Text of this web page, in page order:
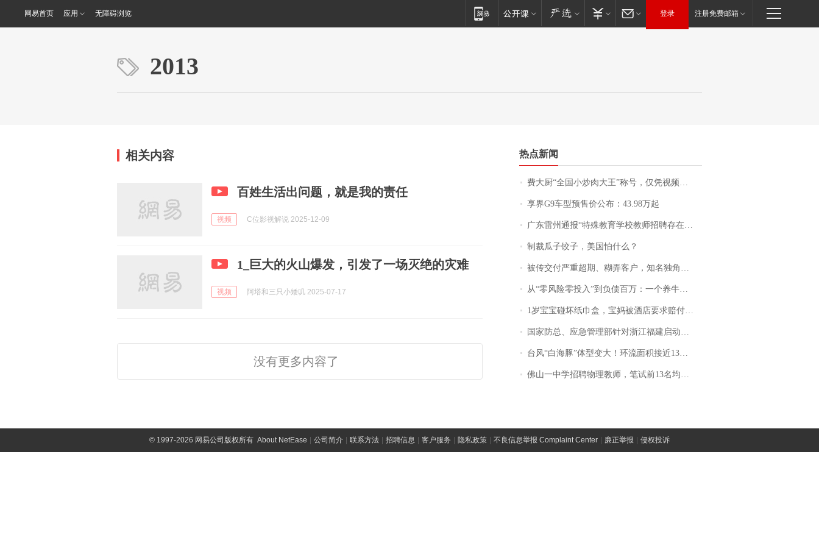
网易首页 应用 无障碍浏览 登录 注册免费邮箱
2013
相关内容
百姓生活出问题，就是我的责任
视频 C位影视解说 2025-12-09
1_巨大的火山爆发，引发了一场灭绝的灾难
视频 阿塔和三只小矮叽 2025-07-17
没有更多内容了
热点新闻
费大厨“全国小炒肉大王”称号，仅凭视频评出？中国烹饪协会回应
享界G9车型预售价公布：43.98万起
广东雷州通报“特殊教育学校教师招聘存在违规行为”：已启动问责程序 副校长被停职
制裁瓜子饺子，美国怕什么？
被传交付严重超期、糊弄客户，知名独角兽车企创始人回应：都没证据，将依法采取措施，“本人长期与美国交管局保持沟通，对方表示肯定”
从“零风险零投入”到负债百万：一个养牛项目崩盘后，谁该为农户的贷款买单丨红星调查
1岁宝宝碰坏纸巾盒，宝妈被酒店要求赔付924元！三亚一酒店回复：骨瓷定制！网友一查价格，吵翻了
国家防总、应急管理部针对浙江福建启动防汛防台风四级应急响应
台风“白海豚”体型变大！环流面积接近13个浙江那么大
佛山一中学招聘物理教师，笔试前13名均遭淘汰？教育局：已叫停招聘，成立调查组全面核查
©1997-2026 网易公司版权所有 About NetEase 公司简介 联系方法 招聘信息 客户服务 隐私政策 不良信息举报 Complaint Center 廉正举报 侵权投诉